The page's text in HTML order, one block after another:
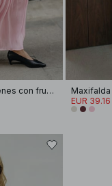
Maxifalda de volúmenes con fruncido
EUR 39.16